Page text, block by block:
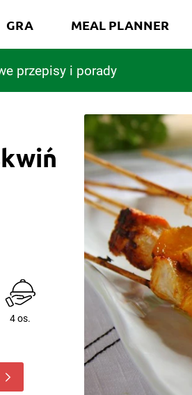
przepisy i porady
GRA MEAL PLANNER
4 os.